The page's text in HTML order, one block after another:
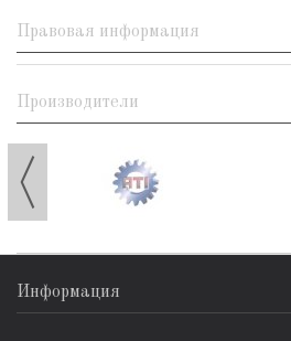
Правовая информация
Производители
Информация